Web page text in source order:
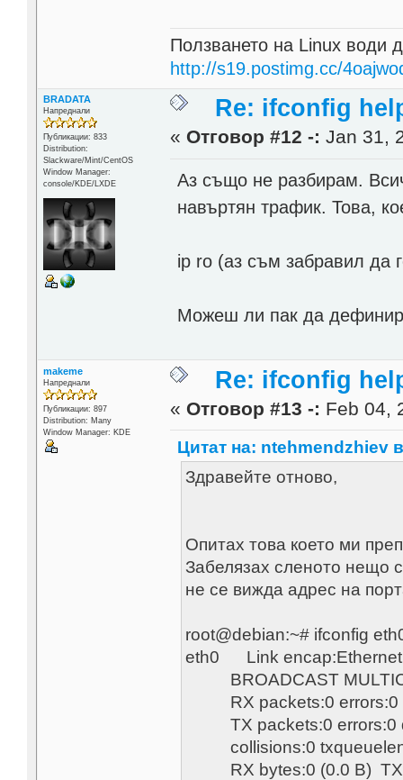
Ползването на Linux води
http://s19.postimg.cc/
BRADATA
Напреднали
Публикации: 833
Distribution:
Slackware/Mint/CentOS
Window Manager:
console/KDE/LXDE
Re: ifconfig
« Отговор #12 -: Jan 31,
Аз също не разбирам.
навъртян трафик. Това,
ip ro (аз съм забравил да
Можеш ли пак да
makeme
Напреднали
Публикации: 897
Distribution: Many
Window Manager: KDE
Re: ifconfig
« Отговор #13 -: Feb 04,
Цитат на: ntehmendzhiev
Здравейте отново,
Опитах това което ми
Забелязах сленото нещо
не се вижда адрес на
root@debian:~# ifconfig
eth0 Link encap:Ethernet
BROADCAST
RX packets:0 errors:0
TX packets:0 errors:0
collisions:0
RX bytes:0 (0.0 B) TX